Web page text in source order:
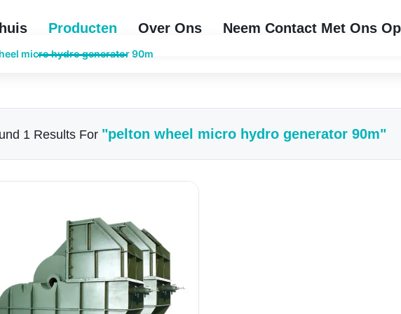
Producten Over Ons Neem Contact Met Ons Op
micro hydro generator 90m
1 Results For "pelton wheel micro hydro generator 90m"